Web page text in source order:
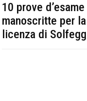
10 prove d’esame
manoscritte per la
licenza di